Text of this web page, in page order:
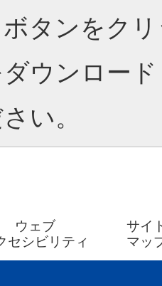
タンをク
ダウンロー
い。
ウェブ
セシビリティ
サイ
マッ